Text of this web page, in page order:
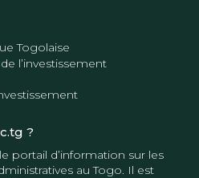
Togolaise
l’investissement
?
portail d’information sur les
au Togo. Il est